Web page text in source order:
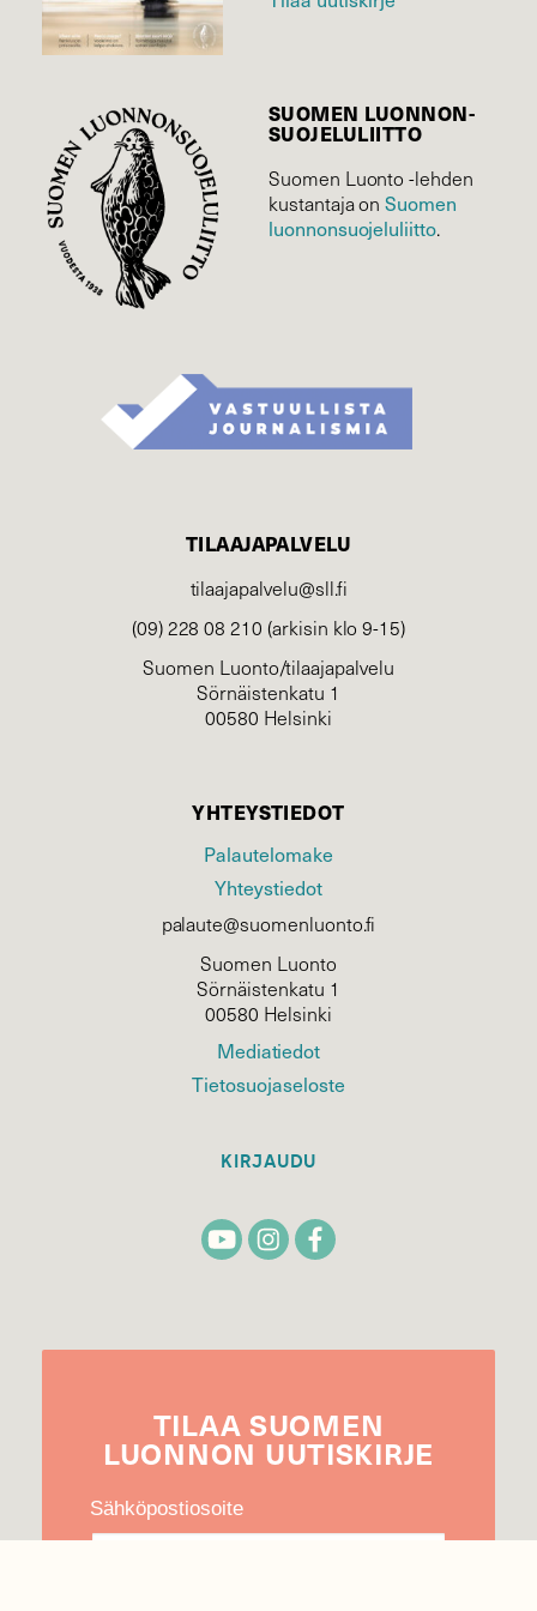
SUOMEN LUONNON­
SUOJELU­LIITTO
Suomen Luonto -lehden
kustantaja onSuomen
luonnonsuojelu­liitto.
TILAAJAPALVELU
tilaajapalvelu@sll.fi
(09) 228 08 210 (arkisin klo 9-15)
Suomen Luonto/tilaajapalvelu
Sörnäistenkatu 1
00580 Helsinki
YHTEYSTIEDOT
Palautelomake
Yhteystiedot
palaute@suomenluonto.fi
Suomen Luonto
Sörnäistenkatu 1
00580 Helsinki
Mediatiedot
Tietosuojaseloste
KIRJAUDU
TILAA SUOMEN
LUONNON UUTIS­KIRJE
Sähköpostiosoite